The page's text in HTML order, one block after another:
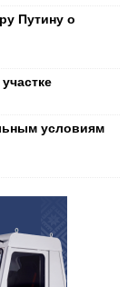
Путину о
условиям